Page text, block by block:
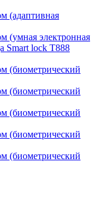
(адаптивная
(умная электронная
Smart lock T888
(биометрический
(биометрический
(биометрический
(биометрический
(биометрический